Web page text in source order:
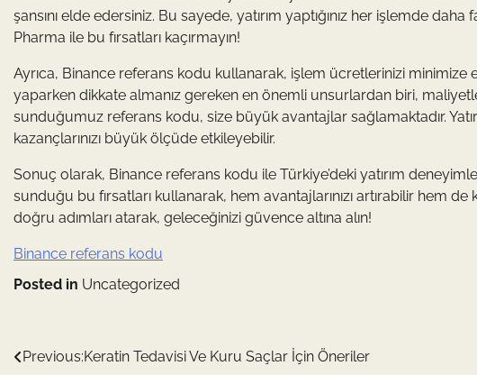
şansını elde edersiniz. Bu sayede, yatırım yaptığınız her işlemde
Pharma ile bu fırsatları kaçırmayın!
Ayrıca, Binance referans kodu kullanarak, işlem ücretlerinizi minimize
yaparken dikkate almanız gereken en önemli unsurlardan biri,
sunduğumuz referans kodu, size büyük avantajlar sağlamaktadır.
kazançlarınızı büyük ölçüde etkileyebilir.
Sonuç olarak, Binance referans kodu ile Türkiye’deki yatırım
sunduğu bu fırsatları kullanarak, hem avantajlarınızı artırabilir hem de
doğru adımları atarak, geleceğinizi güvence altına alın!
Binance referans kodu
Posted in Uncategorized
Yazı
Previous:Keratin Tedavisi Ve Kuru Saçlar İçin Öneriler